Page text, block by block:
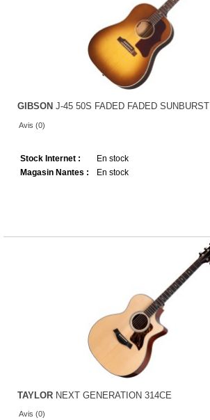
GIBSON J-45 50S FADED FADED SUNBURST
Avis (0)
Stock Internet :
En stock
Magasin Nantes :
En stock
TAYLOR NEXT GENERATION 314CE
Avis (0)